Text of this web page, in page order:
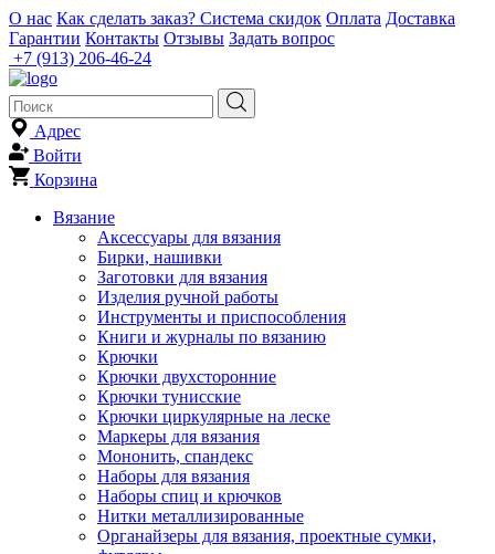
О нас Как сделать заказ? Система скидок Оплата Доставка
Гарантии Контакты Отзывы Задать вопрос
+7 (913) 206-46-24
Адрес
Войти
Корзина
Вязание
Аксессуары для вязания
Бирки, нашивки
Заготовки для вязания
Изделия ручной работы
Инструменты и приспособления
Книги и журналы по вязанию
Крючки
Крючки двухсторонние
Крючки тунисские
Крючки циркулярные на леске
Маркеры для вязания
Мононить, спандекс
Наборы для вязания
Наборы спиц и крючков
Нитки металлизированные
Органайзеры для вязания, проектные сумки,